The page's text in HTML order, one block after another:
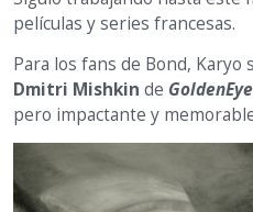
películas y series francesas.
Para los fans de Bond,
Dmitri Mishkin de GoldenEye
pero impactante y